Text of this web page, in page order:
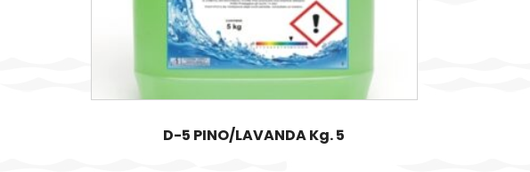
D-5 PINO/LAVANDA Kg. 5